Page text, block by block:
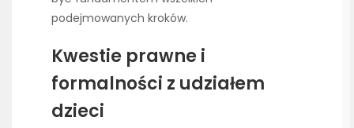
podejmowanych kroków.
Kwestie prawne i
formalności z udziałem
dzieci